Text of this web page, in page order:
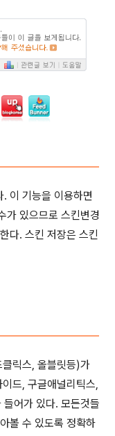
이 기능을 이용하면
가 있으므로 스킨변경
다. 스킨 저장은 스킨
릭스, 올블릿등)가
드, 구글애널리틱스,
어가 있다. 모든것들
볼 수 있도록 정확하